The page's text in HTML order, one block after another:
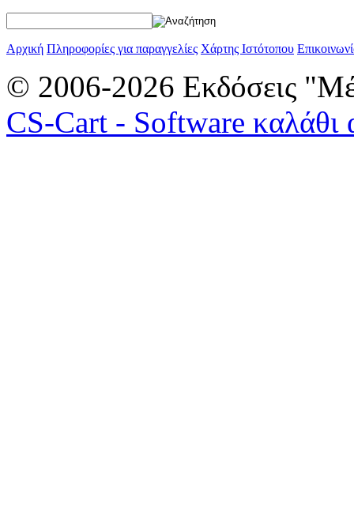
Αρχική Πληροφορίες για παραγγελίες Χάρτης Ιστότοπου
© 2006-2026 Εκδόσεις
CS-Cart - Software καλάθι